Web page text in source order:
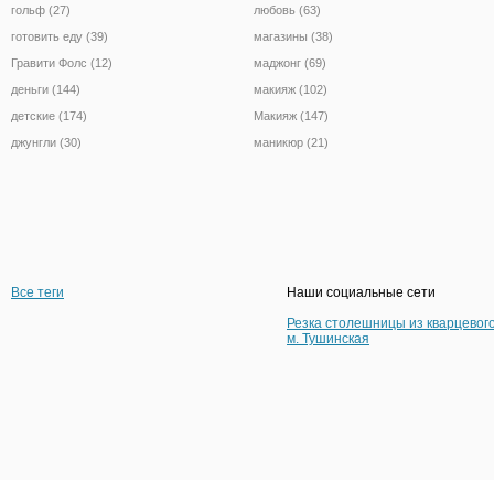
гольф (27)
готовить еду (39)
Гравити Фолс (12)
деньги (144)
детские (174)
джунгли (30)
любовь (63)
магазины (38)
маджонг (69)
макияж (102)
Макияж (147)
маникюр (21)
Все теги
Наши социальные сети
Резка столешницы из
м. Тушинская